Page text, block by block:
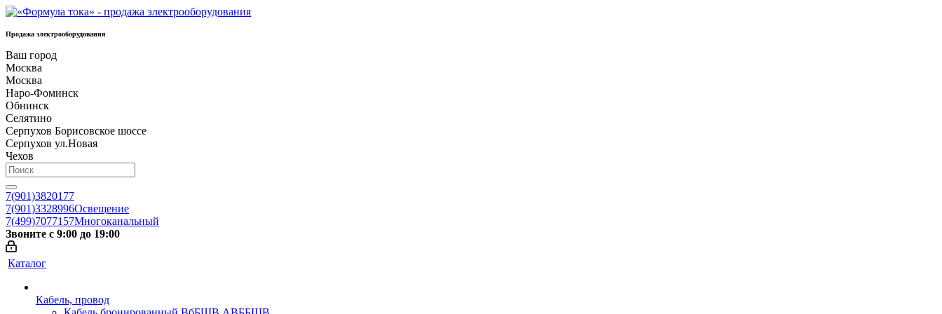
Продажа электрооборудования
Ваш город
Москва
Москва
Наро-Фоминск
Обнинск
Селятино
Серпухов Борисовское шоссе
Серпухов ул.Новая
Чехов
7(901)3820177
7(901)3328996Освещение
7(499)7077157Многоканальный
Звоните с 9:00 до 19:00
Каталог
Кабель, провод